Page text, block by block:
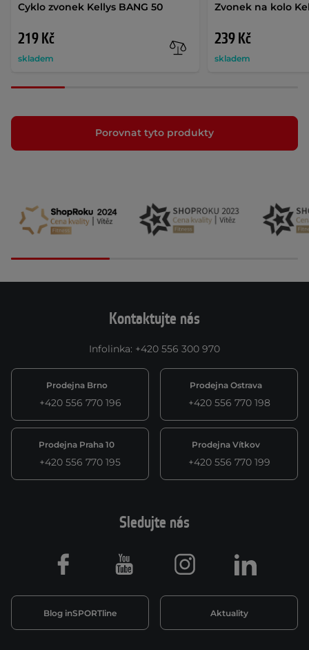
Cyklo zvonek Kellys BANG 50
219 Kč
skladem
Zvonek na kolo
239 Kč
skladem
Porovnat tyto produkty
Kontaktujte nás
Infolinka: +420 556 300 970
Prodejna Brno
+420 556 770 196
Prodejna Ostrava
+420 556 770 198
Prodejna Praha 10
+420 556 770 195
Prodejna Vítkov
+420 556 770 199
Sledujte nás
Blog inSPORTline Aktuality
Facebook Youtube Instagram LinkedIn